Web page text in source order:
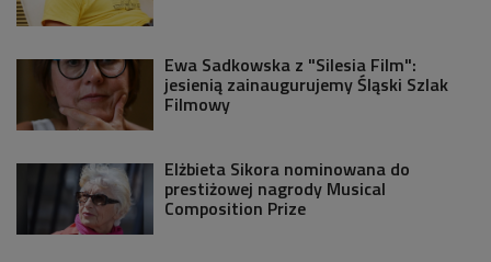
Ewa Sadkowska z "Silesia Film":
jesienią zainaugurujemy Śląski Szlak
Filmowy
Elżbieta Sikora nominowana do
prestiżowej nagrody Musical
Composition Prize